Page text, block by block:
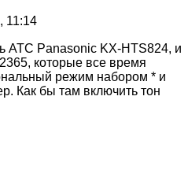
11:14
АТС Panasonic KX-HTS824, и
которые все время
режим набором * и
Как бы там включить тон